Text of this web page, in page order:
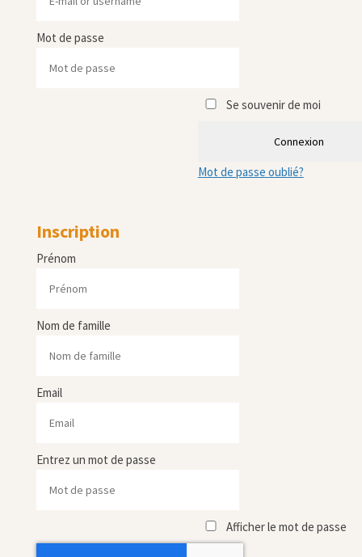
Mot de passe
Se souvenir de moi
Connexion
Mot de passe oublié?
Inscription
Prénom
Nom de famille
Email
Entrez un mot de passe
Afficher le mot de passe